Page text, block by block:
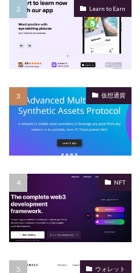
Learn to Earn
仮想通貨
NFT
ウォレット